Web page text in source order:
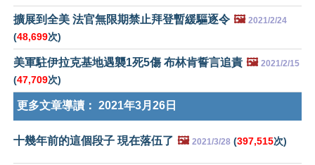
擴展到全美 法官無限期禁止拜登暫緩驅逐令 🖼️ 2021/2/24
(48,699次)
美軍駐伊拉克基地遇襲1死5傷 布林肯誓言追責 🖼️ 2021/2/15
(47,709次)
更多文章導讀： 2021年3月26日
十幾年前的這個段子 現在落伍了 🖼️ 2021/3/28 (397,515次)